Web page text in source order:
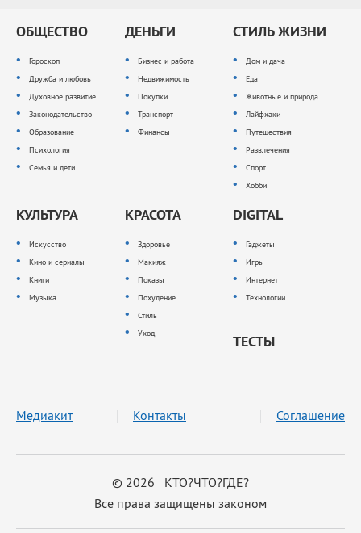
ОБЩЕСТВО
Гороскоп
Дружба и любовь
Духовное развитие
Законодательство
Образование
Психология
Семья и дети
ДЕНЬГИ
Бизнес и работа
Недвижимость
Покупки
Транспорт
Финансы
СТИЛЬ ЖИЗНИ
Дом и дача
Еда
Животные и природа
Лайфхаки
Путешествия
Развлечения
Спорт
Хобби
КУЛЬТУРА
Искусство
Кино и сериалы
Книги
Музыка
КРАСОТА
Здоровье
Макияж
Показы
Похудение
Стиль
Уход
DIGITAL
Гаджеты
Игры
Интернет
Технологии
ТЕСТЫ
© 2026 КТО?ЧТО?ГДЕ?
Все права защищены законом
Медиакит Контакты Соглашение